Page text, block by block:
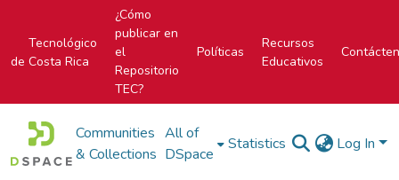
Tecnológico
de Costa Rica
¿Cómo
publicar en
el
Repositorio
TEC?
Políticas
Recursos
Educativos
Communities
& Collections
All of
DSpace
Statistics Log In